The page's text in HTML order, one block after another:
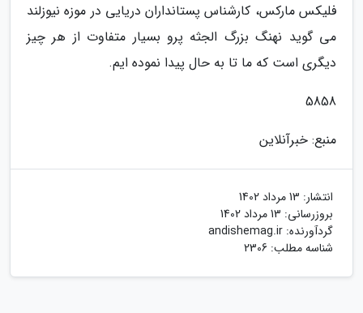
فلیکس مارکس، کارشناس پستانداران دریایی در موزه نیوزلند
می گوید نهنگ بزرگ الجثه پرو بسیار متفاوت از هر چیز
دیگری است که ما تا به حال پیدا نموده ایم.
5858
منبع: خبرآنلاین
انتشار: 13 مرداد 1402
بروزرسانی: 13 مرداد 1402
گردآورنده: andishemag.ir
شناسه مطلب: 2306